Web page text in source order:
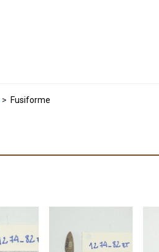
> Fusiforme